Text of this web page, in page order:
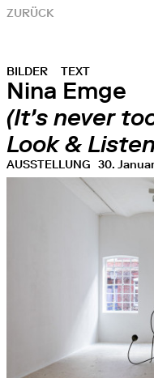
ZURÜCK
BILDER TEXT
Nina Emge
(It's never
Look &
AUSSTELLUNG 30.